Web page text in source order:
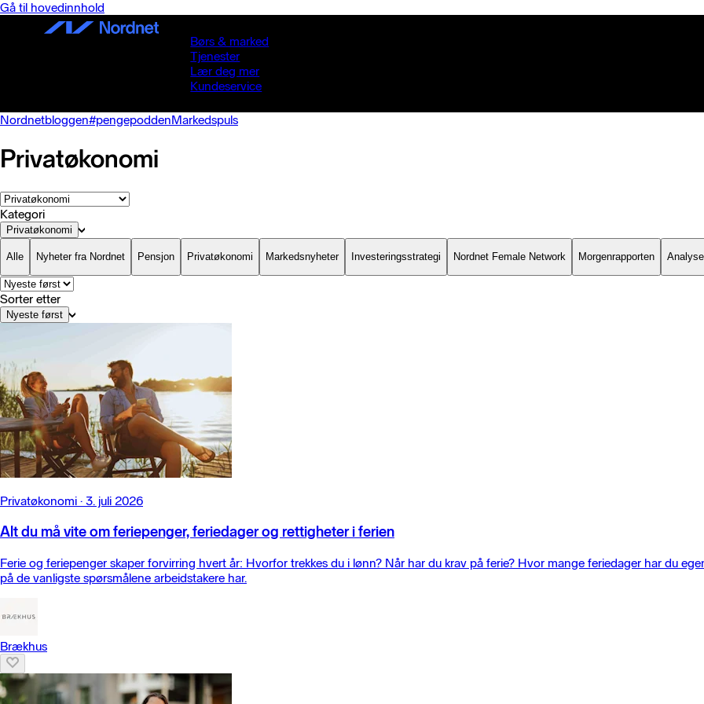
Gå til hovedinnhold
Børs & marked
Tjenester
Lær deg mer
Kundeservice
Nordnetbloggen#pengepoddenMarkedspuls
Privatøkonomi
Kategori
Privatøkonomi
Alle Nyheter fra Nordnet Pensjon Privatøkonomi Markedsnyheter Investeringsstrategi Nordnet Female Network Morgenrapporten
Sorter etter
Nyeste først
Privatøkonomi · 3. juli 2026
Alt du må vite om feriepenger, feriedager og rettigheter i ferien
Ferie og feriepenger skaper forvirring hvert år: Hvorfor trekkes du i lønn? Når har du krav på ferie? Hvor mange feriedager har du
på de vanligste spørsmålene arbeidstakere har.
Brækhus